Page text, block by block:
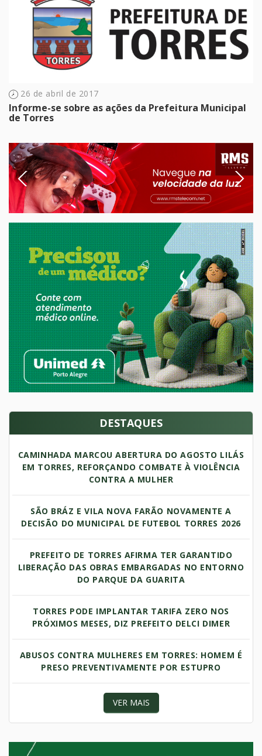
26 de abril de 2017
Informe-se sobre as ações da Prefeitura Municipal
de Torres
Previous Next
DESTAQUES
CAMINHADA MARCOU ABERTURA DO AGOSTO LILÁS
EM TORRES, REFORÇANDO COMBATE À VIOLÊNCIA
CONTRA A MULHER
SÃO BRÁZ E VILA NOVA FARÃO NOVAMENTE A
DECISÃO DO MUNICIPAL DE FUTEBOL TORRES 2026
PREFEITO DE TORRES AFIRMA TER GARANTIDO
LIBERAÇÃO DAS OBRAS EMBARGADAS NO ENTORNO
DO PARQUE DA GUARITA
TORRES PODE IMPLANTAR TARIFA ZERO NOS
PRÓXIMOS MESES, DIZ PREFEITO DELCI DIMER
ABUSOS CONTRA MULHERES EM TORRES: HOMEM É
PRESO PREVENTIVAMENTE POR ESTUPRO
VER MAIS